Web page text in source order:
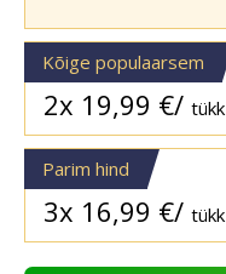
Kõige populaarsem
2x 19,99 €/ tükk
Parim hind
3x 16,99 €/ tükk